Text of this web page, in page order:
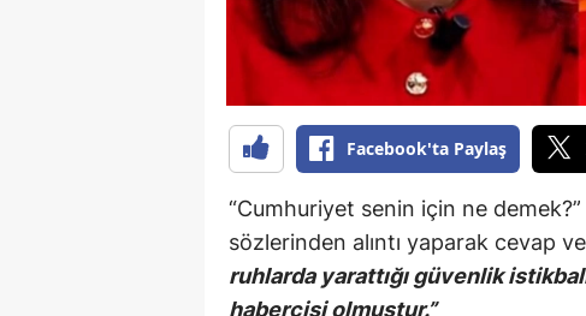
Burdur
Bursa
Çankırı
Denizli
Facebook'ta Paylaş
“Cumhuriyet senin için ne
sözlerinden alıntı yaparak cevap
ruhlarda yarattığı güvenlik
habercisi olmuştur.”